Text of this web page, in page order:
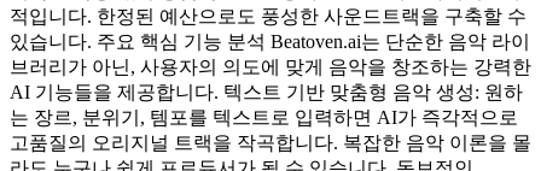
적입니다. 한정된 예산으로도 풍성한 사운드트랙을 구축할 수
있습니다. 주요 핵심 기능 분석 Beatoven.ai는 단순한 음악 라이
브러리가 아닌, 사용자의 의도에 맞게 음악을 창조하는 강력한
AI 기능들을 제공합니다. 텍스트 기반 맞춤형 음악 생성: 원하
는 장르, 분위기, 템포를 텍스트로 입력하면 AI가 즉각적으로
고품질의 오리지널 트랙을 작곡합니다. 복잡한 음악 이론을 몰